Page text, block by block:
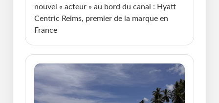
nouvel « acteur » au bord du canal : Hyatt
Centric Reims, premier de la marque en
France